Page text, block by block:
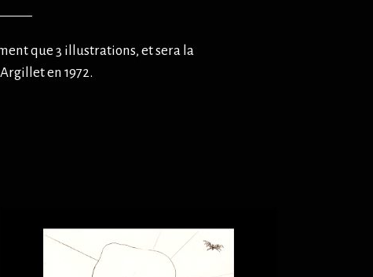
que 3 illustrations, et sera la
en 1972.